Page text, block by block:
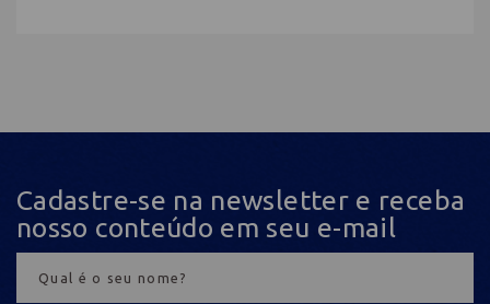
Cadastre-se na newsletter e receba
nosso conteúdo em seu e-mail